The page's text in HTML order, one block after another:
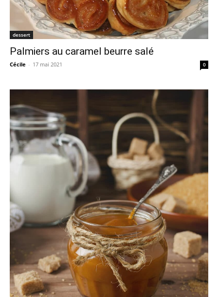
dessert
Palmiers au caramel beurre salé
Cécile - 17 mai 2021 0